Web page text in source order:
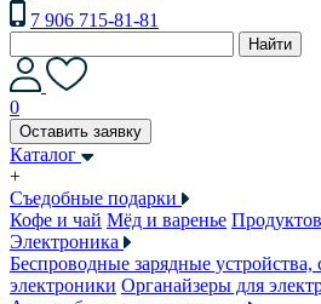
7 906 715-81-81
Найти
0
Оставить заявку
Каталог
+
Съедобные подарки
Кофе и чай Мёд и варенье
Электроника
Беспроводные зарядные
электроники Органайзеры для